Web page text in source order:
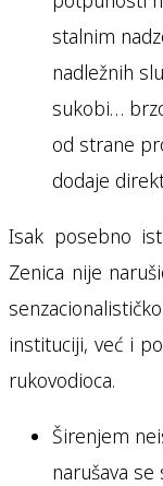
stalnim
nadležnih
sukobi…
od strane
dodaje
Isak posebno
Zenica nije
instituciji, već i
rukovodioca.
Širenjem
narušava